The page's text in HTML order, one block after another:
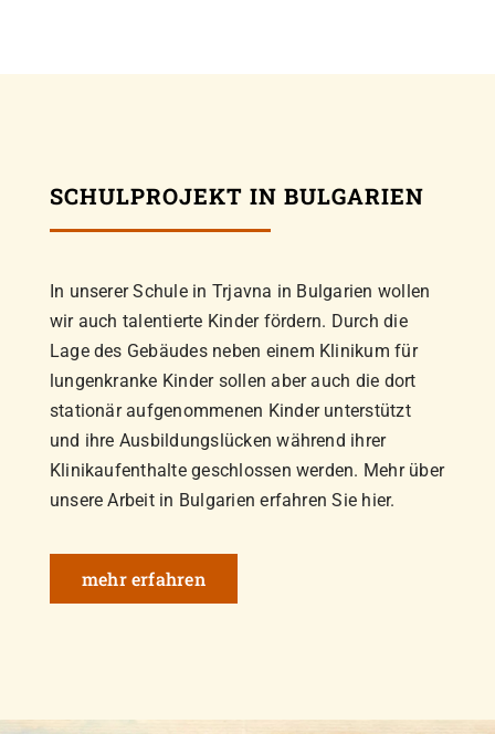
SCHULPROJEKT IN BULGARIEN
In unserer Schule in Trjavna in Bulgarien wollen
wir auch talentierte Kinder fördern. Durch die
Lage des Gebäudes neben einem Klinikum für
lungenkranke Kinder sollen aber auch die dort
stationär aufgenommenen Kinder unterstützt
und ihre Ausbildungslücken während ihrer
Klinikaufenthalte geschlossen werden. Mehr über
unsere Arbeit in Bulgarien erfahren Sie hier.
mehr erfahren